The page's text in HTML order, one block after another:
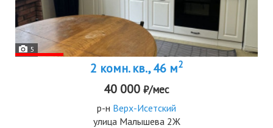
5
2 комн. кв., 46 м2
40 000 ₽/мес
р-н Верх-Исетский
улица Малышева 2Ж